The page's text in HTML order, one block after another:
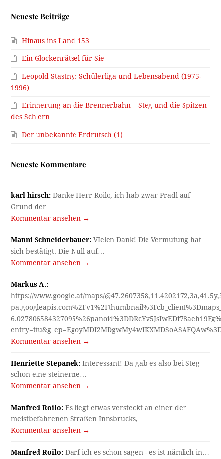
Neueste Beiträge
Hinaus ins Land 153
Ein Glockenrätsel für Sie
Leopold Stastny: Schülerliga und Lebensabend (1975-
1996)
Erinnerung an die Brennerbahn – Steg und die Spitzen
des Schlern
Der unbekannte Erdrutsch (1)
Neueste Kommentare
karl hirsch: Danke Herr Roilo, ich hab zwar Pradl auf
Grund der…
Kommentar ansehen →
Manni Schneiderbauer: VIelen Dank! Die Vermutung hat
sich bestätigt. Die Null auf…
Kommentar ansehen →
Markus A.:
https://www.google.at/maps/
Kommentar ansehen →
Henriette Stepanek: Interessant! Da gab es also bei Steg
schon eine steinerne…
Kommentar ansehen →
Manfred Roilo: Es liegt etwas versteckt an einer der
meistbefahrenen Straßen Innsbrucks,…
Kommentar ansehen →
Manfred Roilo: Darf ich es schon sagen - es ist nämlich in…